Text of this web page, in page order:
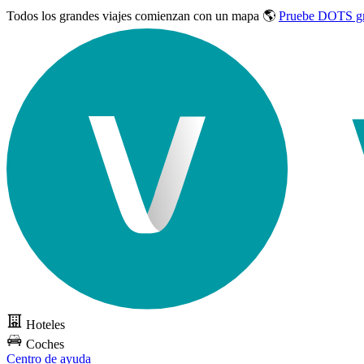
Todos los grandes viajes comienzan con un mapa 🌎 Pruebe DOTS
Hoteles
Coches
Centro de ayuda